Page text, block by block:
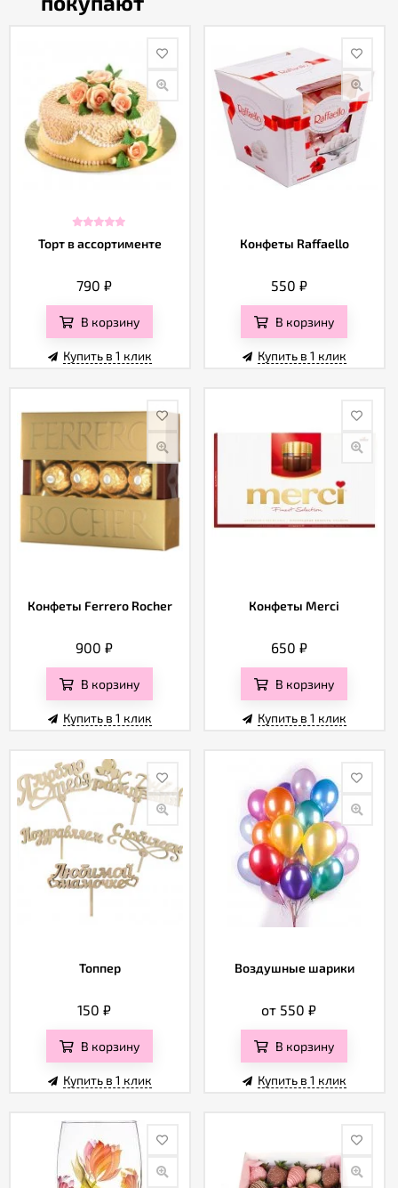
Торт в ассортименте
790₽
В корзину
Купить в 1 клик
Конфеты Raffaello
550 ₽
В корзину
Купить в 1 клик
Конфеты Ferrero Rocher
900₽
В корзину
Купить в 1 клик
Конфеты Merci
650 ₽
В корзину
Купить в 1 клик
Топпер
150₽
В корзину
Купить в 1 клик
Воздушные шарики
от 550₽
В корзину
Купить в 1 клик